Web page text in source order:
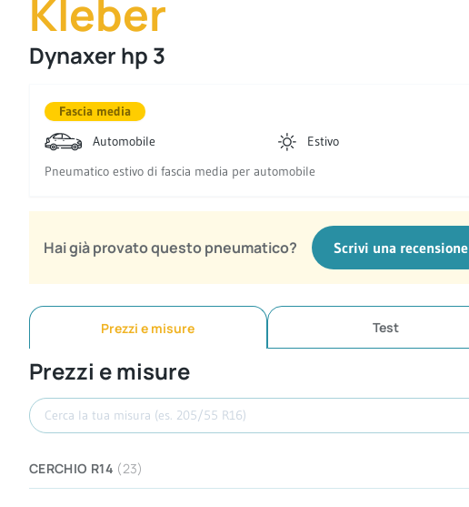
Kleber
Dynaxer hp 3
Fascia media
Automobile
Estivo
Pneumatico estivo di fascia media per automobile
Hai già provato questo pneumatico? Scrivi una recensione
Prezzi e misure Test
Prezzi e misure
Cerca misura
CERCHIO R14 (23)